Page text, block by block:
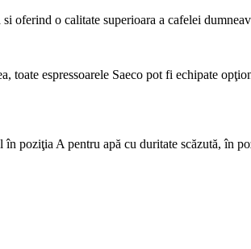
oferind o calitate superioara a cafelei
toate espressoarele Saeco pot fi echipate
poziţia A pentru apă cu duritate scăzută, în